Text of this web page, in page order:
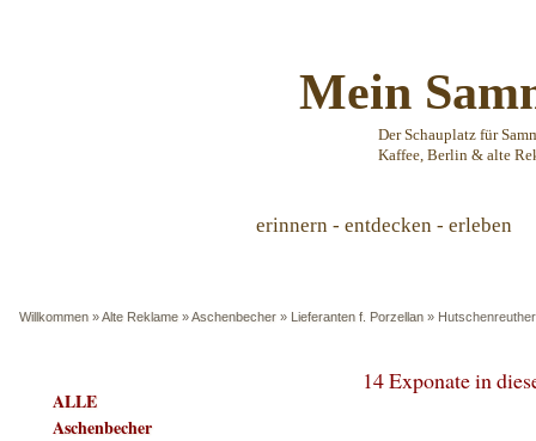
Mein
Der Schauplatz für
Kaffee, Berlin & alte
erinnern - entdecken - erleben
Willkommen »Alte Reklame »Aschenbecher » Lieferanten f. Porzellan »
14 Exponate in
ALLE
Aschenbecher